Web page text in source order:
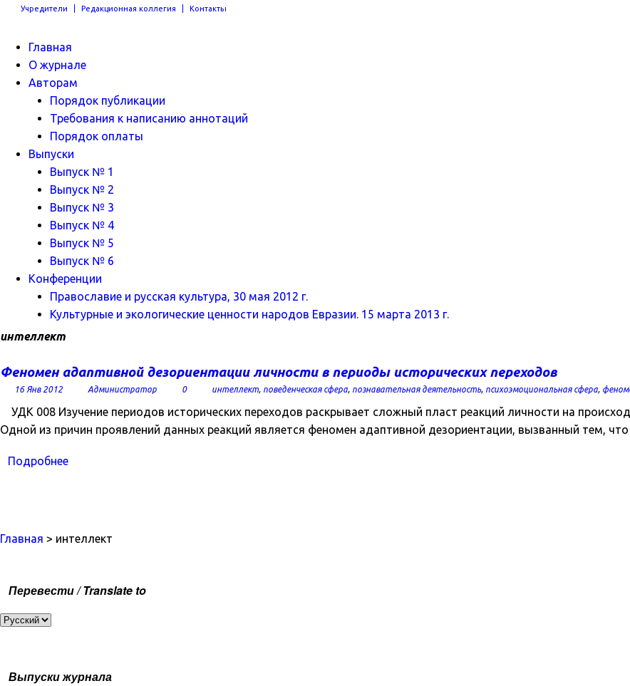
Учредители Редакционная коллегия Контакты
Главная
О журнале
Авторам
Порядок публикации
Требования к написанию аннотаций
Порядок оплаты
Выпуски
Выпуск № 1
Выпуск № 2
Выпуск № 3
Выпуск № 4
Выпуск № 5
Выпуск № 6
Конференции
Православие и русская культура, 30 мая 2012 г.
Культурные и экологические ценности народов Евразии. 15 марта 2013 г.
интеллект
Феномен адаптивной дезориентации личности в периоды исторических переходов
16 Янв 2012 Администратор 0 интеллект, поведенческая сфера, познавательная деятельность, психоэмоциональная сфера,
УДК 008 Изучение периодов исторических переходов раскрывает сложный пласт реакций личности на
Одной из причин проявлений данных реакций является феномен адаптивной дезориентации, вызванный тем, что
Подробнее
Главная > интеллект
Перевести / Translate to
Выпуски журнала